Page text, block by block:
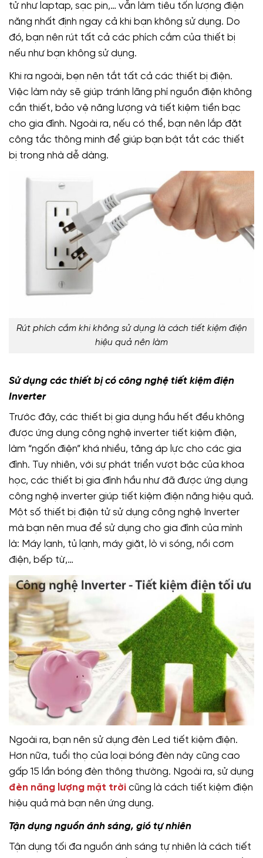
tử như laptap, sạc pin,… vẫn làm tiêu tốn lượng điện
năng nhất định ngay cả khi bạn không sử dụng. Do
đó, bạn nên rút tất cả các phích cắm của thiết bị
nếu như bạn không sử dụng.
Khi ra ngoài, bẹn nên tắt tất cả các thiết bị điện.
Việc làm này sẽ giúp tránh lãng phí nguồn điện không
cần thiết, bảo vệ năng lượng và tiết kiệm tiền bạc
cho gia đình. Ngoài ra, nếu có thể, bạn nên lắp đặt
công tắc thông minh để giúp bạn bật tắt các thiết
bị trong nhà dễ dàng.
Rút phích cắm khi không sử dụng là cách tiết kiệm điện
hiệu quả nên làm
Sử dụng các thiết bị có công nghệ tiết kiệm điện
Inverter
Trước đây, các thiết bị gia dụng hầu hết đều không
được ứng dụng công nghệ inverter tiết kiệm điện,
làm “ngốn điện” khá nhiều, tăng áp lực cho các gia
đình. Tuy nhiên, với sự phát triển vượt bậc của khoa
học, các thiết bị gia đình hầu như đã được ứng dụng
công nghệ inverter giúp tiết kiệm điện năng hiệu quả.
Một số thiết bị điện tử sử dụng công nghệ Inverter
mà bạn nên mua để sử dụng cho gia đình của mình
là: Máy lạnh, tủ lạnh, máy giặt, lò vi sóng, nồi cơm
điện, bếp từ,…
Ngoài ra, bạn nên sử dụng đèn Led tiết kiệm điện.
Hơn nữa, tuổi thọ của loại bóng đèn này cũng cao
gấp 15 lần bóng đèn thông thường. Ngoài ra, sử dụng
đèn năng lượng mặt trời cũng là cách tiết kiệm điện
hiệu quả mà bạn nên ứng dụng.
Tận dụng nguồn ánh sáng, gió tự nhiên
Tận dụng tối đa nguồn ánh sáng tự nhiên là cách tiết